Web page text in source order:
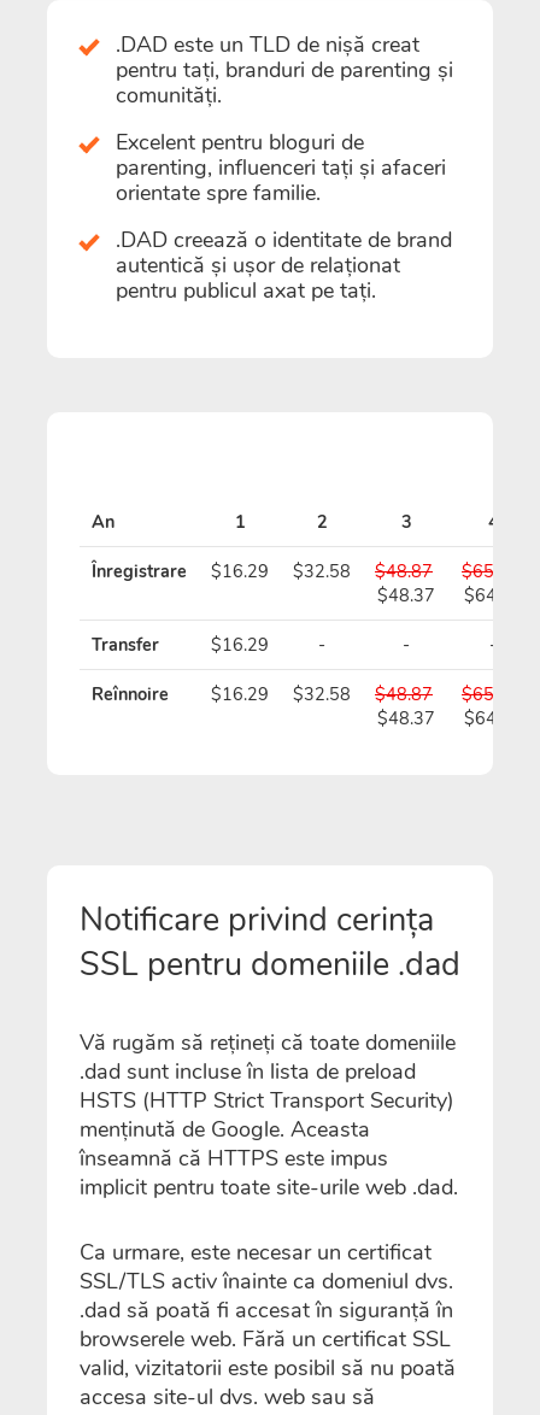
.DAD este un TLD de nișă creat
pentru tați, branduri de parenting și
comunități.
Excelent pentru bloguri de
parenting, influenceri tați și afaceri
orientate spre familie.
.DAD creează o identitate de brand
autentică și ușor de relaționat
pentru publicul axat pe tați.
An 1 2 3 4
Înregistrare $16.29 $32.58
$48.87
$48.37
$65.16
$64.16
Transfer $16.29 - - -
Reînnoire $16.29 $32.58
$48.87
$48.37
$65.16
$64.16
Notificare privind cerința
SSL pentru domeniile .dad
Vă rugăm să rețineți că toate domeniile
.dad sunt incluse în lista de preload
HSTS (HTTP Strict Transport Security)
menținută de Google. Aceasta
înseamnă că HTTPS este impus
implicit pentru toate site-urile web .dad.
Ca urmare, este necesar un certificat
SSL/TLS activ înainte ca domeniul dvs.
.dad să poată fi accesat în siguranță în
browserele web. Fără un certificat SSL
valid, vizitatorii este posibil să nu poată
accesa site-ul dvs. web sau să